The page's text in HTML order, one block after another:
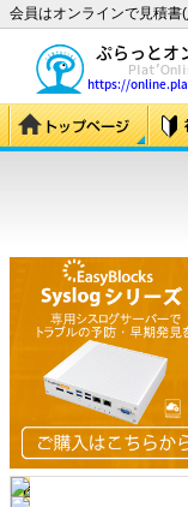
会員はオンラインで見積書(